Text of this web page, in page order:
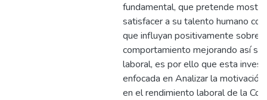
fundamental, que pretende
satisfacer a su talento humano
que influyan positivamente sobre
comportamiento mejorando así su
laboral, es por ello que esta
enfocada en Analizar la motivación
en el rendimiento laboral de la